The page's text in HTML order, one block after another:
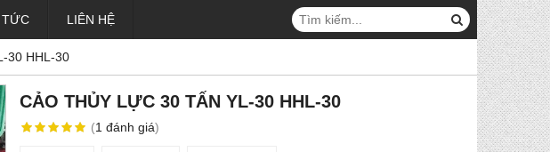
LIÊN HỆ
30 HHL-30
CẢO THỦY LỰC 30 TẤN YL-30 HHL-30
(1 đánh giá)